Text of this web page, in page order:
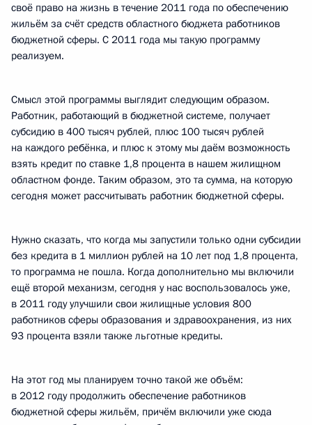
своё право на жизнь в течение 2011 года по обеспечению
жильём за счёт средств областного бюджета работников
бюджетной сферы. С 2011 года мы такую программу
реализуем.
Смысл этой программы выглядит следующим образом.
Работник, работающий в бюджетной системе, получает
субсидию в 400 тысяч рублей, плюс 100 тысяч рублей
на каждого ребёнка, и плюс к этому мы даём возможность
взять кредит по ставке 1,8 процента в нашем жилищном
областном фонде. Таким образом, это та сумма, на которую
сегодня может рассчитывать работник бюджетной сферы.
Нужно сказать, что когда мы запустили только одни субсидии
без кредита в 1 миллион рублей на 10 лет под 1,8 процента,
то программа не пошла. Когда дополнительно мы включили
ещё второй механизм, сегодня у нас воспользовалось уже,
в 2011 году улучшили свои жилищные условия 800
работников сферы образования и здравоохранения, из них
93 процента взяли также льготные кредиты.
На этот год мы планируем точно такой же объём:
в 2012 году продолжить обеспечение работников
бюджетной сферы жильём, причём включили уже сюда